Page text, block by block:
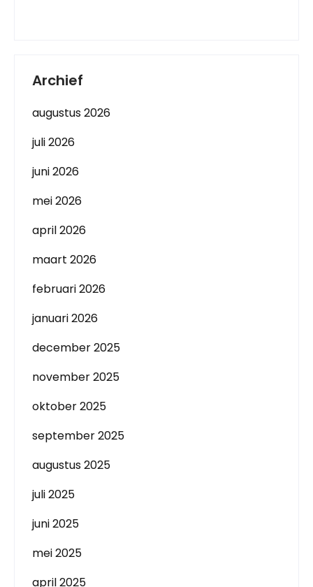
Archief
augustus 2026
juli 2026
juni 2026
mei 2026
april 2026
maart 2026
februari 2026
januari 2026
december 2025
november 2025
oktober 2025
september 2025
augustus 2025
juli 2025
juni 2025
mei 2025
april 2025